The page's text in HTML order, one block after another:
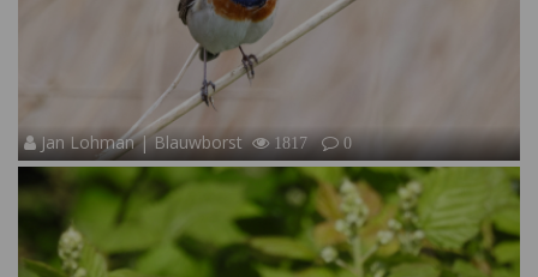
Jan Lohman | Blauwborst 1817 0